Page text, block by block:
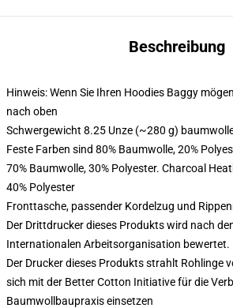
Beschreibung
Hinweis: Wenn Sie Ihren Hoodies Baggy
nach oben
Schwergewicht 8.25 Unze (~280 g)
Feste Farben sind 80% Baumwolle, 20%
70% Baumwolle, 30% Polyester. Charcoal
40% Polyester
Fronttasche, passender Kordelzug und
Der Drittdrucker dieses Produkts wird nach
Internationalen Arbeitsorganisation bewertet.
Der Drucker dieses Produkts strahlt Rohlinge
sich mit der Better Cotton Initiative für die
Baumwollbaupraxis einsetzen